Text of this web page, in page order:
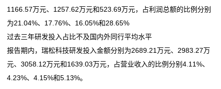
1166.57万元、1257.62万元和523.69万元，占利润总额的比例分别
为21.04%、17.76%、16.05%和28.65%
过去三年研发投入占比不及国内外同行平均水平
报告期内，瑞松科技研发投入金额分别为2689.21万元、2983.27万
元、3058.12万元和1639.03万元，占营业收入的比例分别4.11%、
4.23%、4.15%和5.13%。